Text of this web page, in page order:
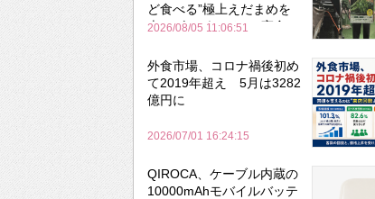
ど食べる”極上えだまめを
森のビアガーデンで実食
2026/08/05 11:06:51
外食市場、コロナ禍後初め
て2019年超え 5月は3282
億円に
2026/07/01 16:24:15
QIROCA、ケーブル内蔵の
10000mAhモバイルバッテ